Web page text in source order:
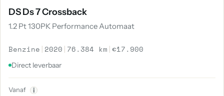
DS Ds 7 Crossback
1.2 Pt 130PK Performance Automaat
Benzine | 2020 | 76.384 km |€17.900
Direct leverbaar
Vanaf i